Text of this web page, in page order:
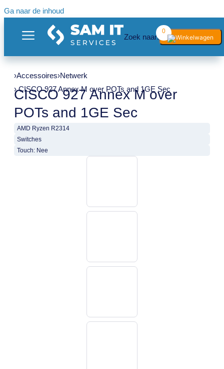
Ga naar de inhoud
Zoek naar:
0
›Accessoires›Netwerk
› CISCO 927 Annex M over POTs and 1GE Sec
CISCO 927 Annex M over
POTs and 1GE Sec
AMD Ryzen R2314
Switches
Touch: Nee